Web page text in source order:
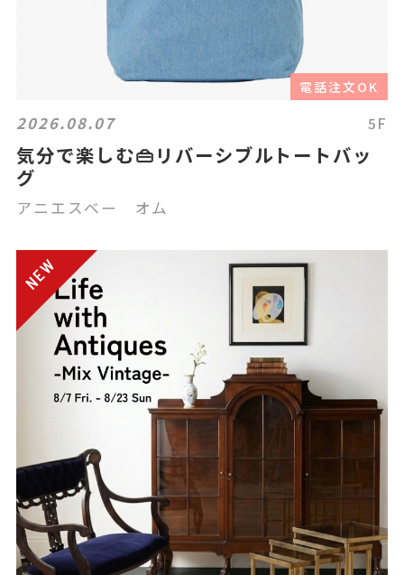
電話注文OK
2026.08.07 5F
気分で楽しむ👜リバーシブルトートバッ
グ
アニエスベー オム